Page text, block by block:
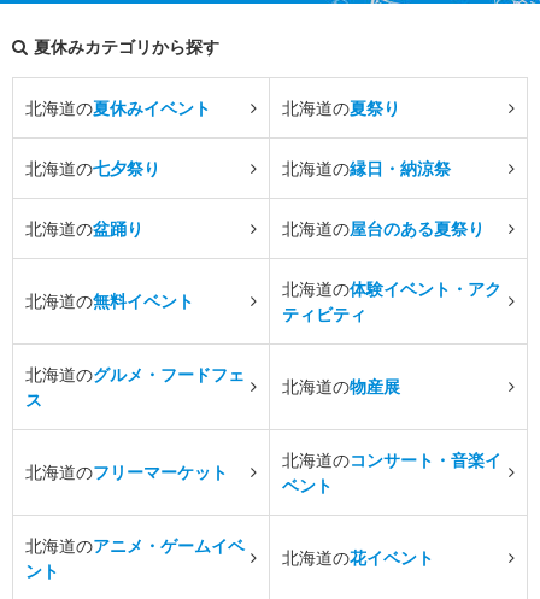
夏休みカテゴリから探す
北海道の夏休みイベント 北海道の夏祭り
北海道の七夕祭り 北海道の縁日・納涼祭
北海道の盆踊り 北海道の屋台のある夏祭り
北海道の無料イベント
北海道の体験イベント・アク
ティビティ
北海道のグルメ・フードフェ
ス
北海道の物産展
北海道のフリーマーケット
北海道のコンサート・音楽イ
ベント
北海道のアニメ・ゲームイベ
ント
北海道の花イベント